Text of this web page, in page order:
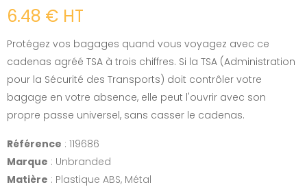
6.48 € HT
Protégez vos bagages quand vous voyagez avec ce
cadenas agréé TSA à trois chiffres. Si la TSA (Administration
pour la Sécurité des Transports) doit contrôler votre
bagage en votre absence, elle peut l'ouvrir avec son
propre passe universel, sans casser le cadenas.
Référence : 119686
Marque : Unbranded
Matière : Plastique ABS, Métal